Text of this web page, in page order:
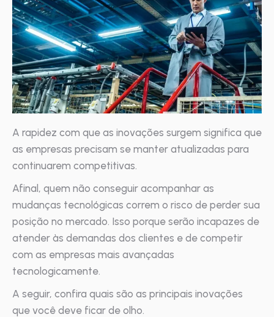
A rapidez com que as inovações surgem significa que
as empresas precisam se manter atualizadas para
continuarem competitivas.
Afinal, quem não conseguir acompanhar as
mudanças tecnológicas correm o risco de perder sua
posição no mercado. Isso porque serão incapazes de
atender às demandas dos clientes e de competir
com as empresas mais avançadas
tecnologicamente.
A seguir, confira quais são as principais inovações
que você deve ficar de olho.